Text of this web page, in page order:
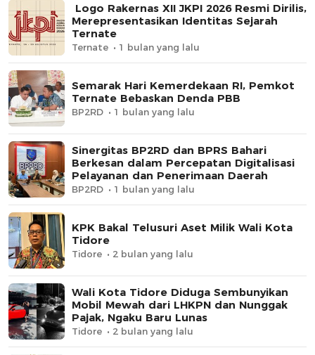
Logo Rakernas XII JKPI 2026 Resmi Dirilis,
Merepresentasikan Identitas Sejarah
Ternate
Ternate 1 bulan yang lalu
Semarak Hari Kemerdekaan RI, Pemkot
Ternate Bebaskan Denda PBB
BP2RD 1 bulan yang lalu
Sinergitas BP2RD dan BPRS Bahari
Berkesan dalam Percepatan Digitalisasi
Pelayanan dan Penerimaan Daerah
BP2RD 1 bulan yang lalu
KPK Bakal Telusuri Aset Milik Wali Kota
Tidore
Tidore 2 bulan yang lalu
Wali Kota Tidore Diduga Sembunyikan
Mobil Mewah dari LHKPN dan Nunggak
Pajak, Ngaku Baru Lunas
Tidore 2 bulan yang lalu